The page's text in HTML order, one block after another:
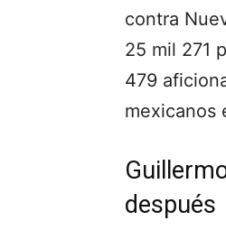
contra
25 mil 271
479
mexicanos
después